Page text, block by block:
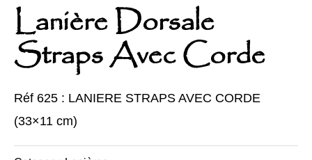
Lanière Dorsale
Straps Avec Corde
Réf 625 : LANIERE STRAPS AVEC CORDE
(33×11 cm)